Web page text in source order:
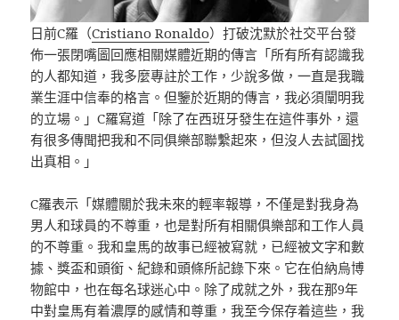
日前C羅（Cristiano Ronaldo）打破沈默於社交平台發
佈一張閉嘴圖回應相關媒體近期的傳言「所有所有認識我
的人都知道，我多麼專註於工作，少說多做，一直是我職
業生涯中信奉的格言。但鑒於近期的傳言，我必須闡明我
的立場。」C羅寫道「除了在西班牙發生在這件事外，還
有很多傳聞把我和不同俱樂部聯繫起來，但沒人去試圖找
出真相。」
C羅表示「媒體關於我未來的輕率報導，不僅是對我身為
男人和球員的不尊重，也是對所有相關俱樂部和工作人員
的不尊重。我和皇馬的故事已經被寫就，已經被文字和數
據、獎盃和頭銜、紀錄和頭條所記錄下來。它在伯納烏博
物館中，也在每名球迷心中。除了成就之外，我在那9年
中對皇馬有着濃厚的感情和尊重，我至今保存着這些，我